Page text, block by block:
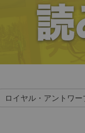
ロイヤル・アントワー